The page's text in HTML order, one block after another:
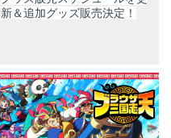
新＆追加グッズ販売決定！